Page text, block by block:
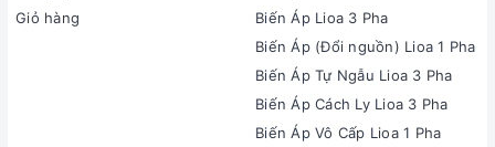
Giỏ hàng
Biến Áp Lioa 3 Pha
Biến Áp (Đổi nguồn) Lioa 1 Pha
Biến Áp Tự Ngẫu Lioa 3 Pha
Biến Áp Cách Ly Lioa 3 Pha
Biến Áp Vô Cấp Lioa 1 Pha